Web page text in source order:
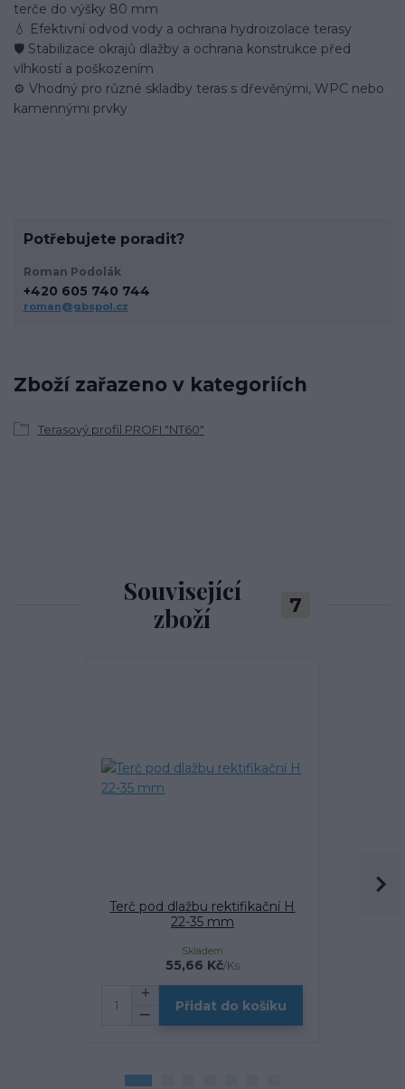
terče do výšky 80 mm
💧 Efektivní odvod vody a ochrana hydroizolace terasy
🛡️ Stabilizace okrajů dlažby a ochrana konstrukce před
vlhkostí a poškozením
⚙️ Vhodný pro různé skladby teras s dřevěnými, WPC nebo
kamennými prvky
Zboží zařazeno v kategoriích
Terasový profil PROFI "NT60"
Potřebujete poradit?
Roman Podolák
+420 605 740 744
roman@gbspol.cz
Související
zboží
7
Terč pod dlažbu rektifikační H
22-35 mm
55,66 Kč/Ks
Skladem
Přidat do košíku